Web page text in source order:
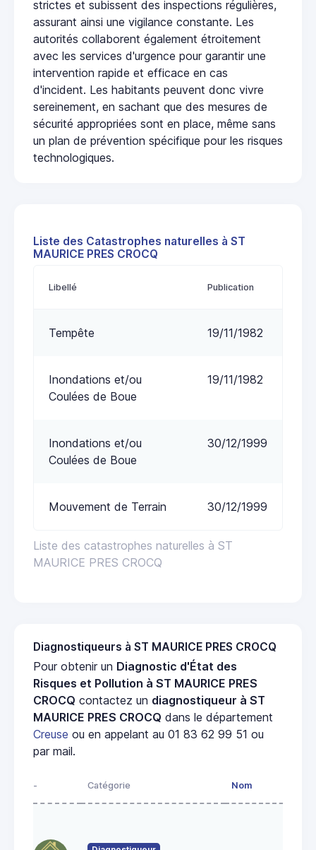
strictes et subissent des inspections régulières,
assurant ainsi une vigilance constante. Les
autorités collaborent également étroitement
avec les services d'urgence pour garantir une
intervention rapide et efficace en cas
d'incident. Les habitants peuvent donc vivre
sereinement, en sachant que des mesures de
sécurité appropriées sont en place, même sans
un plan de prévention spécifique pour les risques
technologiques.
Liste des Catastrophes naturelles à ST
MAURICE PRES CROCQ
Liste des catastrophes naturelles à ST
MAURICE PRES CROCQ
Libellé Publication
Tempête 19/11/1982
Inondations et/ou
Coulées de Boue
19/11/1982
Inondations et/ou
Coulées de Boue
30/12/1999
Mouvement de Terrain 30/12/1999
Diagnostiqueurs à ST MAURICE PRES CROCQ
Pour obtenir un Diagnostic d'État des
Risques et Pollution à ST MAURICE PRES
CROCQ contactez un diagnostiqueur à ST
MAURICE PRES CROCQ dans le département
Creuse ou en appelant au 01 83 62 99 51 ou
par mail.
- Catégorie Nom